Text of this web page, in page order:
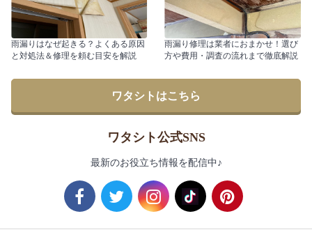
雨漏りはなぜ起きる？よくある原因
と対処法＆修理を頼む目安を解説
雨漏り修理は業者におまかせ！選び
方や費用・調査の流れまで徹底解説
ワタシトはこちら
ワタシト公式SNS
最新のお役立ち情報を配信中♪